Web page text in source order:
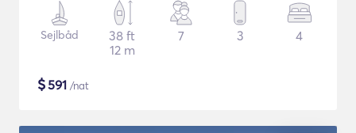
Sejlbåd
38 ft
12 m
7 3 4
$591 /nat